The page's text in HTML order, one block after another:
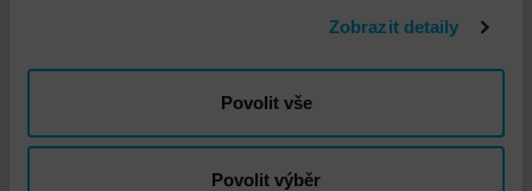
Zobrazit detaily
Povolit vše
Povolit výběr
Dell PowerStore Instalace a implementace